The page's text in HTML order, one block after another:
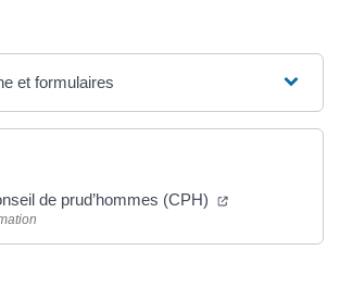
et formulaires
de prud’hommes (CPH)